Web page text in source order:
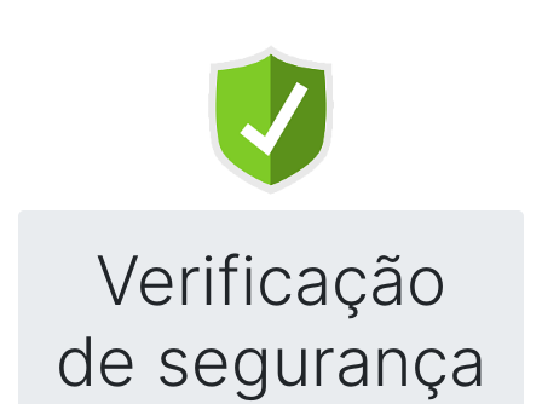
Verificação
de segurança